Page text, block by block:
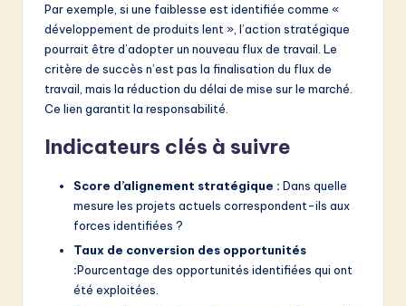
Par exemple, si une faiblesse est identifiée comme «
développement de produits lent », l’action stratégique
pourrait être d’adopter un nouveau flux de travail. Le
critère de succès n’est pas la finalisation du flux de
travail, mais la réduction du délai de mise sur le marché.
Ce lien garantit la responsabilité.
Indicateurs clés à suivre
Score d’alignement stratégique : Dans quelle
mesure les projets actuels correspondent-ils aux
forces identifiées ?
Taux de conversion des opportunités
:Pourcentage des opportunités identifiées qui ont
été exploitées.